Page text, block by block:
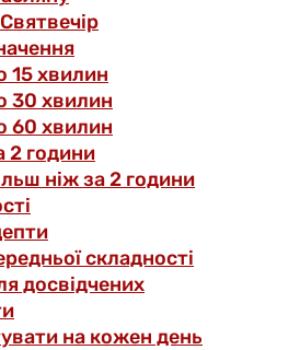
15 хвилин
30 хвилин
60 хвилин
2 години
ніж за 2 години
складності
досвідчених
на кожен день